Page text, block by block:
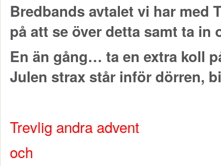
Bredbands avtalet vi har med
på att se över detta samt ta in
En än gång… ta en extra koll
Julen strax står inför dörren,
Trevlig andra advent
och